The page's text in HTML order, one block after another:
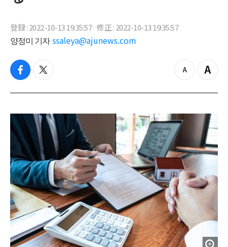
登録 : 2022-10-13 19:35:57 修正 : 2022-10-13 19:35:57
양정미 기자 ssaleya@ajunews.com
f
c
b
o
k
t
i
t
e
z
o
o
Z
o
i
n